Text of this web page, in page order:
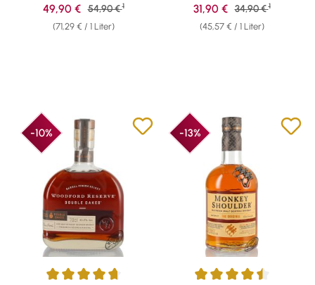
(71,29 € / 1 Liter)
Verkaufspreis:
49,90 € Regulärer Preis:
54,90 € 1
(45,57 € / 1 Liter)
Verkaufspreis:
31,90 € Regulärer Preis:
34,90 € 1
-10% -13%